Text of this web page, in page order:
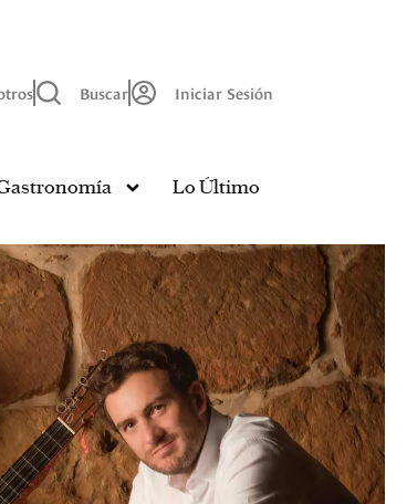
Buscar Iniciar Sesión
Lo Último